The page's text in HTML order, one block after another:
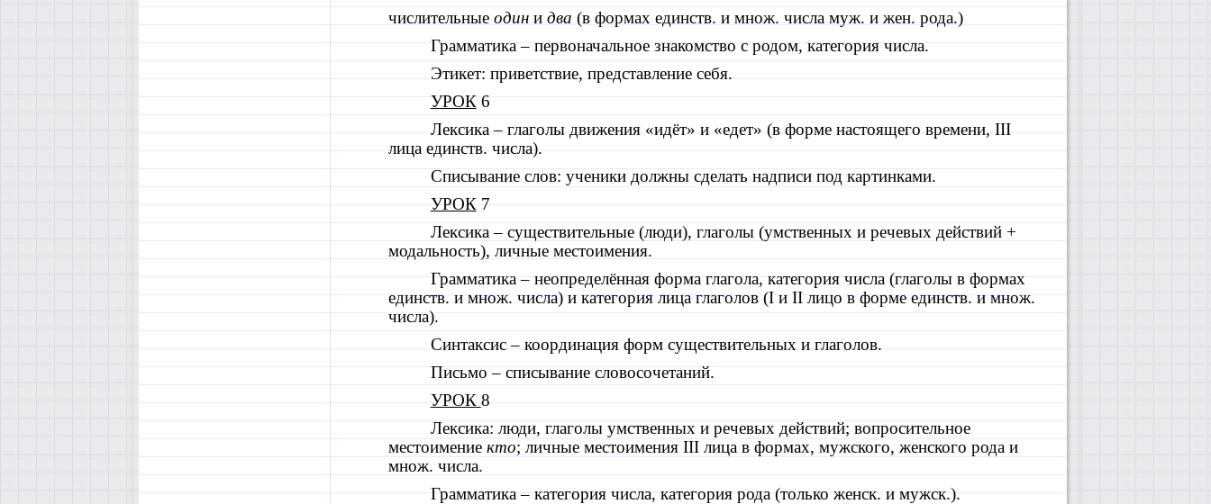
числительные одини два (в формах единств. и множ. числа муж. и жен. рода.)
Грамматика – первоначальное знакомство с родом, категория числа.
Этикет: приветствие, представление себя.
УРОК6
Лексика – глаголы движения «идёт» и «едет» (в форме настоящего времени,III
лица единств. числа).
Списывание слов: ученики должны сделать надписи под картинками.
УРОК7
Лексика – существительные (люди), глаголы (умственных и речевых действий +
модальность), личные местоимения.
Грамматика – неопределённая форма глагола, категория числа (глаголы в формах
единств. и множ. числа) и категория лица глаголов (IиIIлицо в форме единств. и множ.
числа).
Синтаксис – координация форм существительных и глаголов.
Письмо – списывание словосочетаний.
УРОК8
Лексика: люди, глаголы умственных и речевых действий; вопросительное
местоимение кто; личные местоимения IIIлица в формах, мужского, женского рода и
множ. числа.
Грамматика – категория числа, категория рода (только женск. и мужск.).